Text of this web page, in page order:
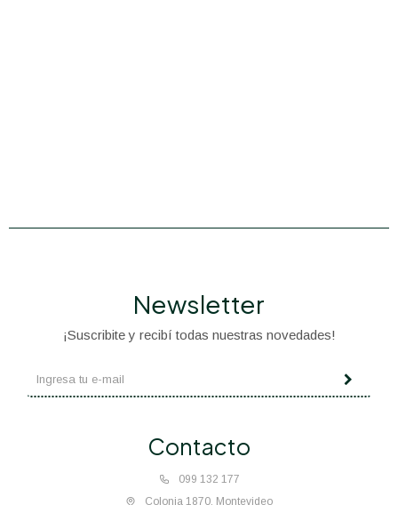
Contacto
099 132 177
Colonia 1870, Montevideo
Newsletter
¡Suscribite y recibí todas nuestras novedades!